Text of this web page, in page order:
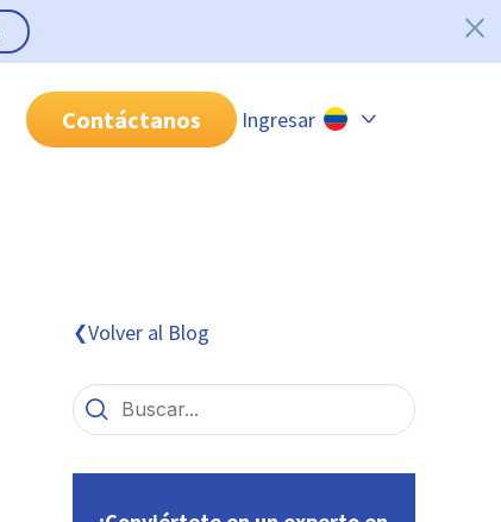
Contáctanos Ingresar
❮Volver al Blog